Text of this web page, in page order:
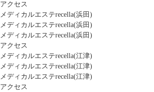
アクセス
メディカルエステrecella(浜田)
メディカルエステrecella(浜田)
メディカルエステrecella(浜田)
アクセス
メディカルエステrecella(江津)
メディカルエステrecella(江津)
メディカルエステrecella(江津)
アクセス